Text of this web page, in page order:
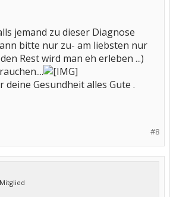
jemand zu dieser Diagnose
bitte nur zu- am liebsten nur
Rest wird man eh erleben ...)
deine Gesundheit alles Gute .
#8